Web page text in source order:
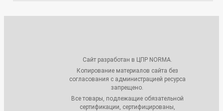
Сайт разработан в ЦПР NORMA.
Копирование материалов сайта без
согласования с администрацией ресурса
запрещено.
Все товары, подлежащие обязательной
сертификации, сертифицированы,